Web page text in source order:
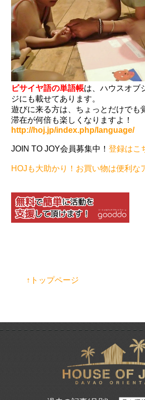
ビサイヤ語の単語帳は、ハウスオブ
ジにも載せてあります。
遊びに来る方は、ちょっとだけでも
滞在が何倍も楽しくなりますよ！
http://hoj.jp/index.php/language/
JOIN TO JOY会員募集中！登録はこ
HOJも大助かり！お買い物は便利な
↑トップページ